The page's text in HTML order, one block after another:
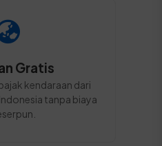
Gratis
kendaraan dari
tanpa biaya